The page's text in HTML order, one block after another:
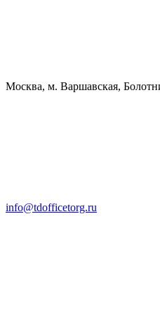
Москва, м. Варшавская,
info@tdofficetorg.ru